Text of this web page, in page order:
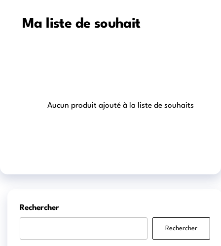
Ma liste de souhait
Aucun produit ajouté à la liste de souhaits
Rechercher
Rechercher